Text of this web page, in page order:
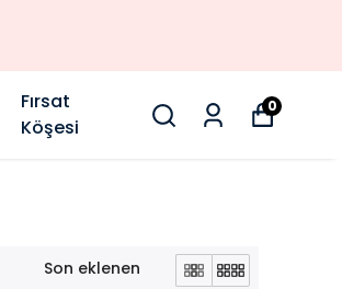
Fırsat
Köşesi
0
Son eklenen